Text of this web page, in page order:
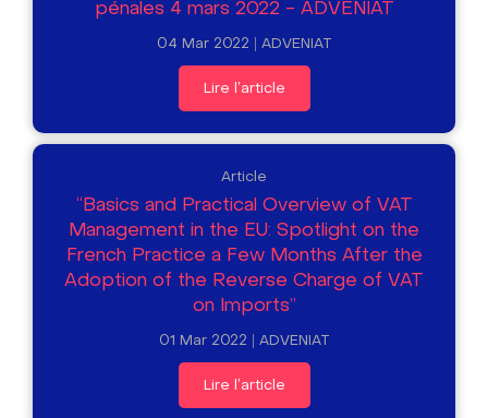
pénales 4 mars 2022 - ADVENIAT
04 Mar 2022 ADVENIAT
Lire l'article
Article
“Basics and Practical Overview of VAT
Management in the EU: Spotlight on the
French Practice a Few Months After the
Adoption of the Reverse Charge of VAT
on Imports”
01 Mar 2022 ADVENIAT
Lire l'article